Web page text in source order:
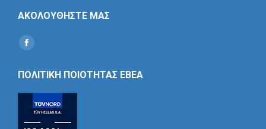
ΑΚΟΛΟΥΘΗΣΤΕ ΜΑΣ
Find us on:
Social
ΠΟΛΙΤΙΚΗ ΠΟΙΟΤΗΤΑΣ ΕΒΕΑ